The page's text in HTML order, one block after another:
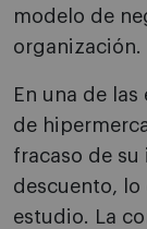
modelo de
organización.
En una de
de
fracaso de
descuento, lo
estudio. La